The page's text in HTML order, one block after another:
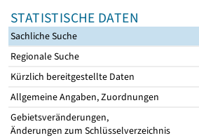
STATISTISCHE DATEN
Sachliche Suche
Regionale Suche
Kürzlich bereitgestellte Daten
Allgemeine Angaben, Zuordnungen
Gebietsveränderungen,
Änderungen zum Schlüsselverzeichnis